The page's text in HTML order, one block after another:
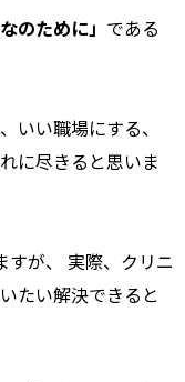
のために」 である
いい職場にする、
に尽きると思いま
すが、 実際、クリニ
たい解決できると